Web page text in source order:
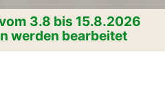
3.8 bis 15.8.2026
werden bearbeitet